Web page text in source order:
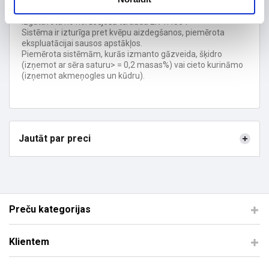
Darba temperatūra <= 600 ° C.
Izgatavota no nerūsējošā tērauda EN 1.4304
Sistēma ir izturīga pret kvēpu aizdegšanos, piemērota
ekspluatācijai sausos apstākļos.
Piemērota sistēmām, kurās izmanto gāzveida, šķidro
(izņemot ar sēra saturu> = 0,2 masas%) vai cieto kurināmo
(izņemot akmeņogles un kūdru).
Jautāt par preci
Preču kategorijas
Klientem